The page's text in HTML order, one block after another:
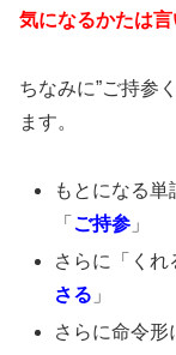
気になるかたは
ちなみに”ご持参
ます。
もとになる単
「 ご持参 」
さらに「くれ
さる 」
さらに命令形